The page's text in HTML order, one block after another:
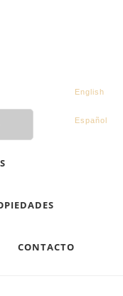
English
Español
CONTACTO